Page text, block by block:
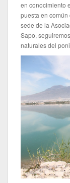
en conocimiento
puesta en
sede de la
Sapo,
naturales del